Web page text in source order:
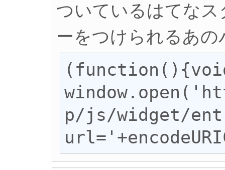
ついているはてな
ーをつけられるあ
p/js/widget/